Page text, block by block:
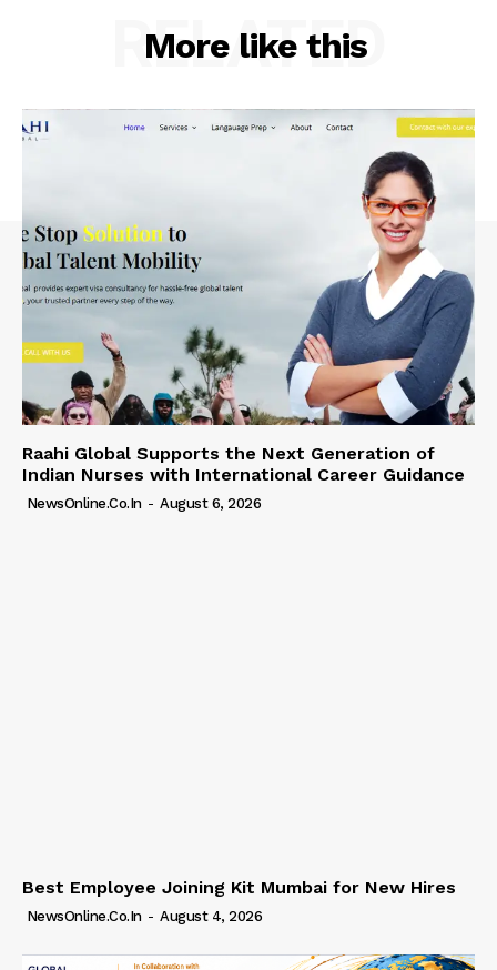
More like this
RELATED
Raahi Global Supports the Next Generation of
Indian Nurses with International Career Guidance
NewsOnline.co.in - August 6, 2026
Best Employee Joining Kit Mumbai for New Hires
NewsOnline.co.in - August 4, 2026